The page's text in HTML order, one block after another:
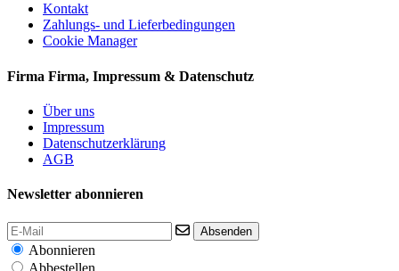
Kontakt
Zahlungs- und Lieferbedingungen
Cookie Manager
Firma Firma, Impressum & Datenschutz
Über uns
Impressum
Datenschutzerklärung
AGB
Newsletter abonnieren
Absenden
Abonnieren
Abbestellen